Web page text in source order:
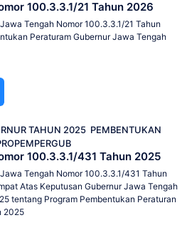
100.3.3.1/21 Tahun 2026
Tengah Nomor 100.3.3.1/21 Tahun
Peraturam Gubernur Jawa Tengah
TAHUN 2025 PEMBENTUKAN
100.3.3.1/431 Tahun 2025
Tengah Nomor 100.3.3.1/431 Tahun
Atas Keputusan Gubernur Jawa Tengah
tentang Program Pembentukan Peraturan
2025